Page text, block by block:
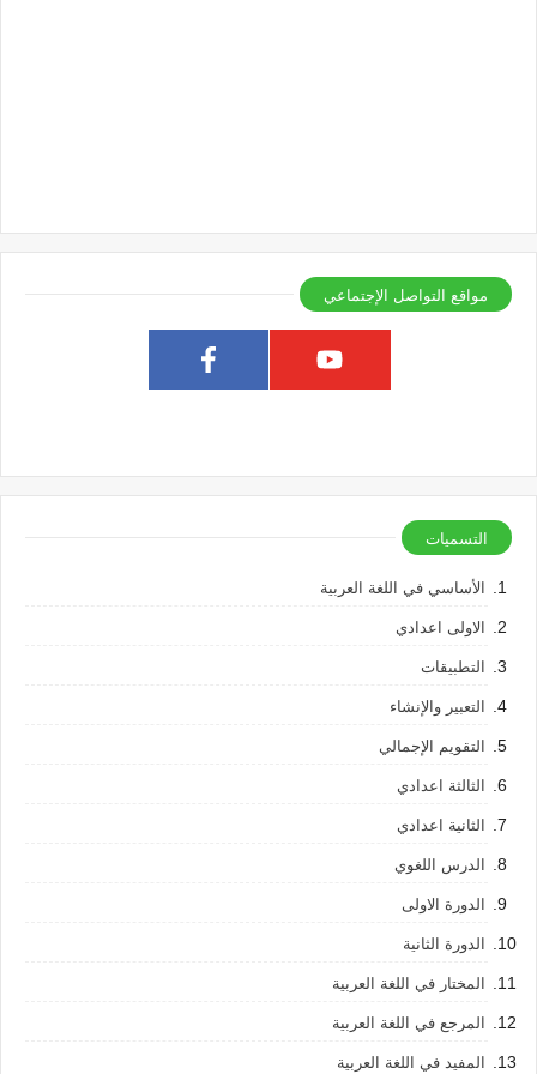
مواقع التواصل الإجتماعي
التسميات
الأساسي في اللغة العربية
الاولى اعدادي
التطبيقات
التعبير والإنشاء
التقويم الإجمالي
الثالثة اعدادي
الثانية اعدادي
الدرس اللغوي
الدورة الاولى
الدورة الثانية
المختار في اللغة العربية
المرجع في اللغة العربية
المفيد في اللغة العربية